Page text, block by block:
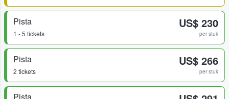
Pista
1 - 5 tickets
US$ 230
per stuk
Pista
2 tickets
US$ 266
per stuk